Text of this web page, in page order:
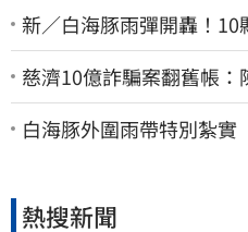
新／白海豚雨彈開轟！10
慈濟10億詐騙案翻舊帳
安償還2022政治利息
白海豚外圍雨帶特別紮
熱搜新聞